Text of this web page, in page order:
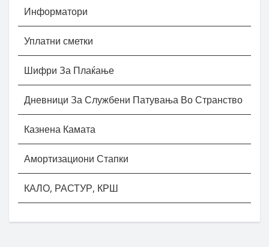
Информатори
Уплатни сметки
Шифри За Плаќање
Дневници За Службени Патувања Во Странство
Казнена Камата
Амортизациони Стапки
КАЛО, РАСТУР, КРШ